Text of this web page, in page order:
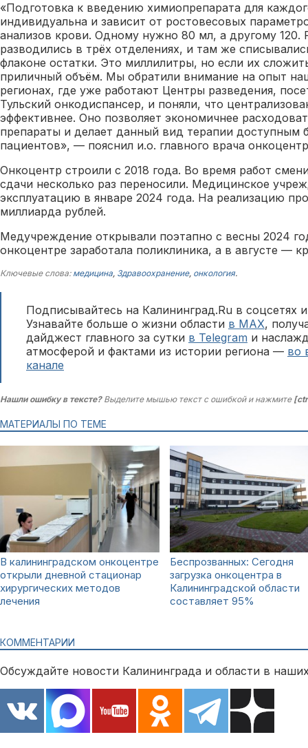
«Подготовка к введению химиопрепарата для
индивидуальна и зависит от ростовесовых
анализов крови. Одному нужно 80 мл, а другому 120.
разводились в трёх отделениях, и там же
флаконе остатки. Это миллилитры, но если их
приличный объём. Мы обратили внимание на опыт
регионах, где уже работают Центры разведения,
Тульский онкодиспансер, и поняли, что
эффективнее. Оно позволяет экономичнее
препараты и делает данный вид терапии доступным
пациентов», — пояснил и.о. главного врача
Онкоцентр строили с 2018 года. Во время работ
сдачи несколько раз переносили. Медицинское
эксплуатацию в январе 2024 года. На реализацию
миллиарда рублей.
Медучреждение открывали поэтапно с весны 2024
онкоцентре заработала поликлиника, а в августе —
Ключевые слова: медицина, Здравоохранение, онкология.
Подписывайтесь на Калининград.Ru в соцсетях
Узнавайте больше о жизни области в MAX,
дайджест главного за сутки в Telegram и
атмосферой и фактами из истории региона — во
канале
Нашли ошибку в тексте?Выделите мышью текст с ошибкой и нажмите
МАТЕРИАЛЫ ПО ТЕМЕ
В калининградском онкоцентре
открыли дневной стационар
хирургических методов
лечения
Беспрозванных: Сегодня
загрузка онкоцентра в
Калининградской области
составляет 95%
КОММЕНТАРИИ
Обсуждайте новости Калининграда и области в